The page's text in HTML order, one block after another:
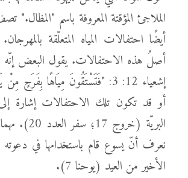
الملاجئ المؤقتة المعروفة باسم "المظال."
أيضًا احتفالات المياه المتعلّقة
أصلُ هذه الاحتفالات. يقول البعض إنّه
إشعياء 12: 3: "فَتَسْتَقُونَ مِيَاهًا
أو قد تكون تلك الاحتفالات إشارة إلى
البريّة (خروج
نعرف أنّ يسوع قام باستخدامها في دعوته
الأخير من العيد (يوحنا 7).